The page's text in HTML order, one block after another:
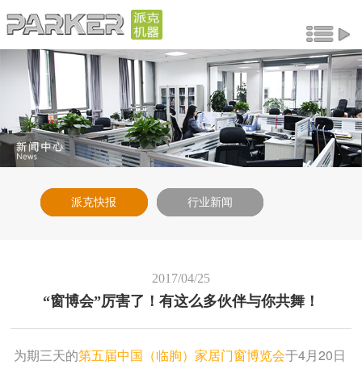
派克快报 行业新闻
2017/04/25
“窗博会”厉害了！有这么多伙伴与你共舞！
为期三天的第五届中国（临朐）家居门窗博览会于4月20日